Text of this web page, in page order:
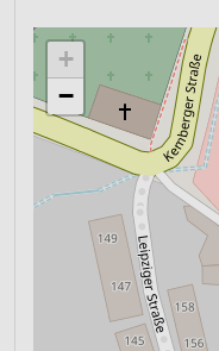
+
−